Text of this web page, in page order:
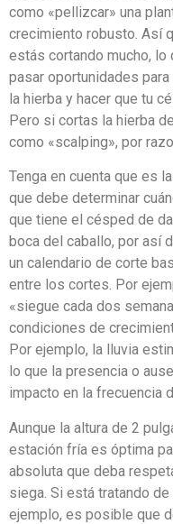
como «pellizcar» una
crecimiento robusto. Así
estás cortando mucho,
pasar oportunidades
la hierba y hacer que tu
Pero si cortas la hierba
como «scalping», por
Tenga en cuenta que es
que debe determinar
que tiene el césped de
boca del caballo, por así
un calendario de corte
entre los cortes. Por
«siegue cada dos
condiciones de
Por ejemplo, la lluvia
lo que la presencia o
impacto en la frecuencia
Aunque la altura de 2
estación fría es óptima
absoluta que deba
siega. Si está tratando
ejemplo, es posible que